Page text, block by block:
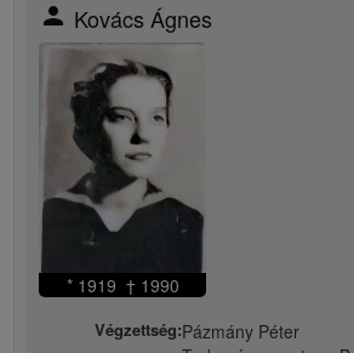
person Kovács Ágnes
* 1919 † 1990
Végzettség:Pázmány Péter